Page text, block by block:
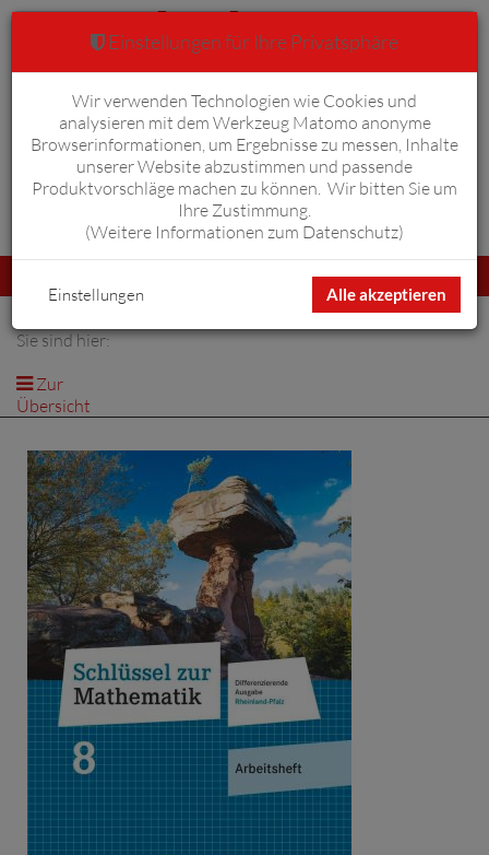
Anmelden Warenkorb 0
umschalten
Sie sind hier:
Zur
Übersicht
Einstellungen für Ihre Privatsphäre
Wir verwenden Technologien wie Cookies und
analysieren mit dem Werkzeug Matomo anonyme
Browserinformationen, um Ergebnisse zu messen, Inhalte
unserer Website abzustimmen und passende
Produktvorschläge machen zu können. Wir bitten Sie um
Ihre Zustimmung.
(Weitere Informationen zum Datenschutz)
Alle akzeptieren
Einstellungen